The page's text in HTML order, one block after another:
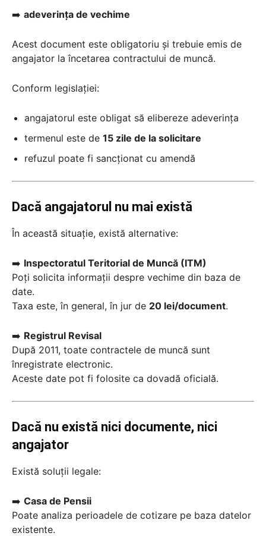
➡️ adeverința de vechime
Acest document este obligatoriu și trebuie emis de
angajator la încetarea contractului de muncă.
Conform legislației:
angajatorul este obligat să elibereze adeverința
termenul este de 15 zile de la solicitare
refuzul poate fi sancționat cu amendă
Dacă angajatorul nu mai există
În această situație, există alternative:
➡️ Inspectoratul Teritorial de Muncă (ITM)
Poți solicita informații despre vechime din baza de
date.
Taxa este, în general, în jur de 20 lei/document.
➡️ Registrul Revisal
După 2011, toate contractele de muncă sunt
înregistrate electronic.
Aceste date pot fi folosite ca dovadă oficială.
Dacă nu există nici documente, nici
angajator
Există soluții legale:
➡️ Casa de Pensii
Poate analiza perioadele de cotizare pe baza datelor
existente.